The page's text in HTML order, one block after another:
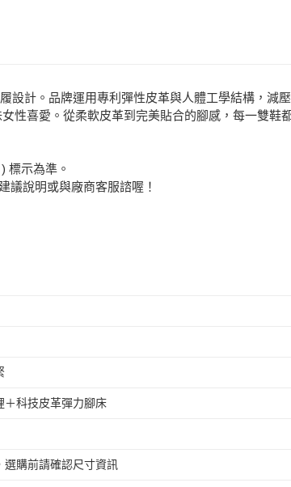
設計。品牌運用專利彈性皮革與人體工學結構，減
性喜愛。從柔軟皮革到完美貼合的腳感，每一雙鞋
標示為準。
議說明或與廠商客服諮喔！
＋科技皮革彈力腳床
選購前請確認尺寸資訊